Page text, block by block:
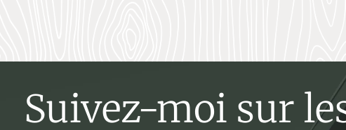
Suivez-moi sur